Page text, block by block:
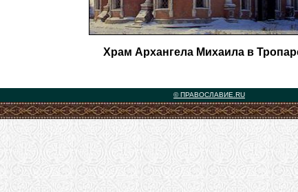
Храм Архангела Михаила в
© ПРАВОСЛАВИЕ.RU